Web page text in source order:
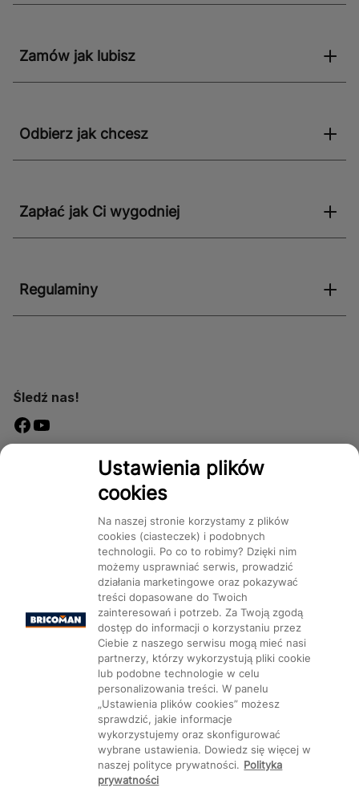
Zamów jak lubisz
Odbierz jak chcesz
Zapłać jak Ci wygodniej
Regulaminy
Śledź nas!
Dostępność
Kategorie Produkty Marki CMS
Ustawienia plików cookie
Ustawienia plików
cookies
Na naszej stronie korzystamy z plików
cookies (ciasteczek) i podobnych
technologii. Po co to robimy? Dzięki nim
możemy usprawniać serwis, prowadzić
działania marketingowe oraz pokazywać
treści dopasowane do Twoich
zainteresowań i potrzeb. Za Twoją zgodą
dostęp do informacji o korzystaniu przez
Ciebie z naszego serwisu mogą mieć nasi
partnerzy, którzy wykorzystują pliki cookie
lub podobne technologie w celu
personalizowania treści. W panelu
„Ustawienia plików cookies” możesz
sprawdzić, jakie informacje
wykorzystujemy oraz skonfigurować
wybrane ustawienia. Dowiedz się więcej w
naszej polityce prywatności. Polityka
prywatności